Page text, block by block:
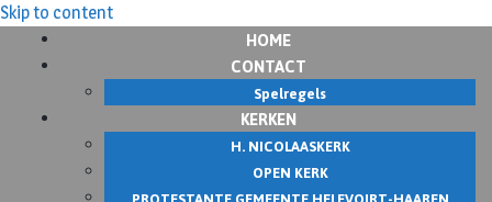
Skip to content
HOME
CONTACT
Spelregels
KERKEN
H. NICOLAASKERK
OPEN KERK